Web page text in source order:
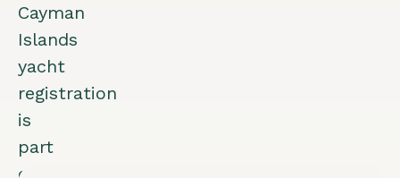
Cayman
Islands
yacht
registration
is
part
of